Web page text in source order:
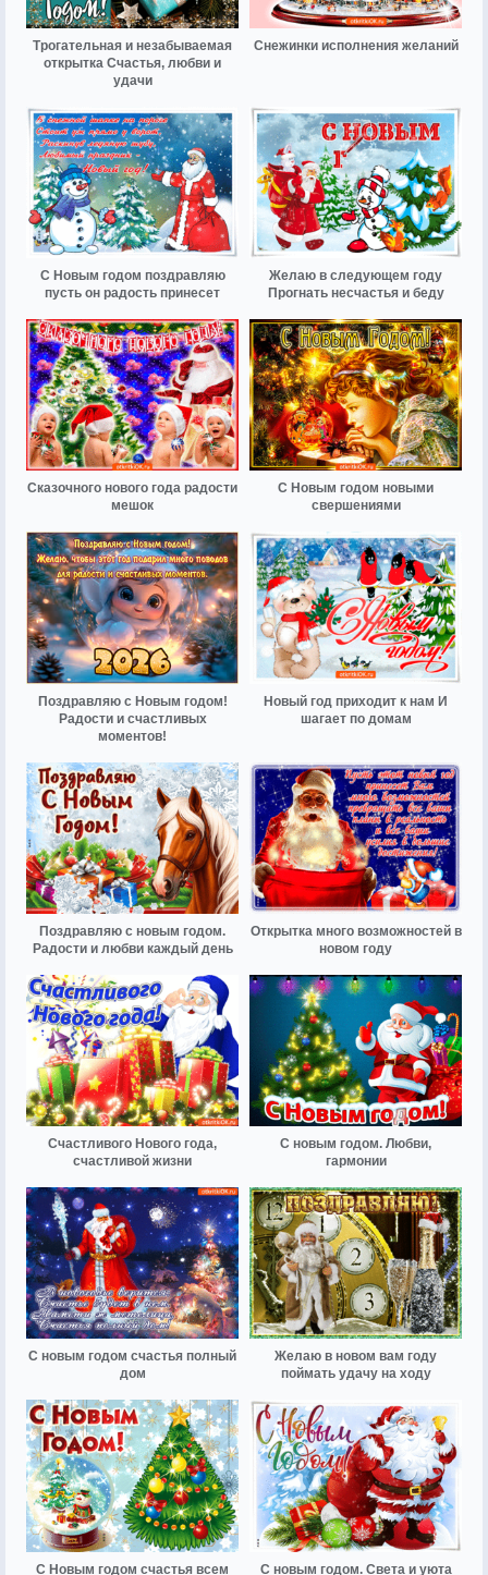
Трогательная и незабываемая
открытка Счастья, любви и
удачи
Снежинки исполнения желаний
С Новым годом поздравляю
пусть он радость принесет
Желаю в следующем году
Прогнать несчастья и беду
Сказочного нового года радости
мешок
С Новым годом новыми
свершениями
Поздравляю с Новым годом!
Радости и счастливых
моментов!
Новый год приходит к нам И
шагает по домам
Поздравляю с новым годом.
Радости и любви каждый день
Открытка много возможностей в
новом году
Счастливого Нового года,
счастливой жизни
С новым годом. Любви,
гармонии
С новым годом счастья полный
дом
Желаю в новом вам году
поймать удачу на ходу
С Новым годом счастья всем С новым годом. Света и уюта